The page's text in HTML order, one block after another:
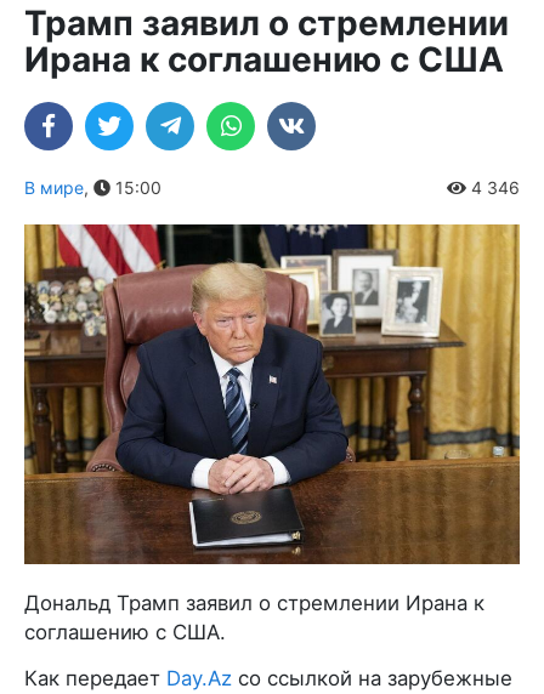
Трамп заявил о стремлении
Ирана к соглашению с США
В мире, 15:00 4 346
Дональд Трамп заявил о стремлении Ирана к
соглашению с США.
Как передает Day.Az со ссылкой на зарубежные